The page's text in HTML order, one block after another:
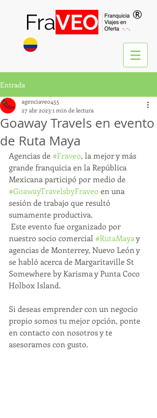
®
Entrada
Goaway Travels en evento
de Ruta Maya
agenciaveo455
27 abr 2023 1 min de lectura
Agencias de #Fraveo, la mejor y más
grande franquicia en la República
Mexicana participó por medio de
#GoawayTravelsbyFraveo en una
sesión de trabajo que resultó
sumamente productiva.
nuestro socio comercial #RutaMaya y
agencias de Monterrey, Nuevo León y
se habló acerca de Margaritaville St
Somewhere by Karisma y Punta Coco
Holbox Island.
Si deseas emprender con un negocio
propio somos tu mejor opción, ponte
en contacto con nosotros y te
asesoramos con gusto.